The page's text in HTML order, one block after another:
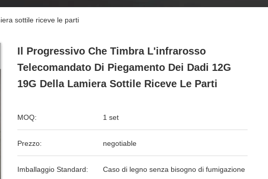
sottile riceve le parti
Il Progressivo Che Timbra L'infrarosso
Telecomandato Di Piegamento Dei Dadi 12G
19G Della Lamiera Sottile Riceve Le Parti
MOQ: 1 set
Prezzo: negotiable
Imballaggio Standard: Caso di legno senza bisogno di fumigazione